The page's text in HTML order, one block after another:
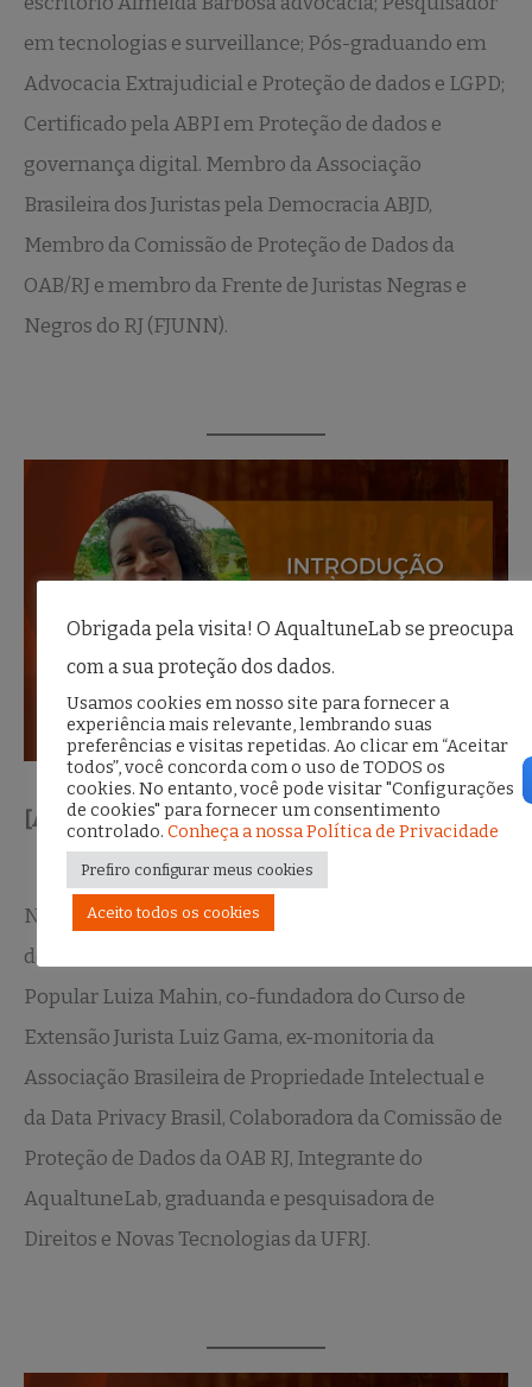
em tecnologias e surveillance; Pós-graduando em
Advocacia Extrajudicial e Proteção de dados e LGPD;
Certificado pela ABPI em Proteção de dados e
governança digital. Membro da Associação
Brasileira dos Juristas pela Democracia ABJD,
Membro da Comissão de Proteção de Dados da
OAB/RJ e membro da Frente de Juristas Negras e
Negros do RJ (FJUNN).
[Aula 02] – Evolução e Introdução à LGPD
Natane da Silva Santos Mulher preta, co-fundadora
do Núcleo de Assessoria Jurídica Universitária
Popular Luiza Mahin, co-fundadora do Curso de
Extensão Jurista Luiz Gama, ex-monitoria da
Associação Brasileira de Propriedade Intelectual e
da Data Privacy Brasil, Colaboradora da Comissão de
Proteção de Dados da OAB RJ, Integrante do
AqualtuneLab, graduanda e pesquisadora de
Direitos e Novas Tecnologias da UFRJ.
Obrigada pela visita! O AqualtuneLab se preocupa
com a sua proteção dos dados.
Usamos cookies em nosso site para fornecer a
experiência mais relevante, lembrando suas
preferências e visitas repetidas. Ao clicar em “Aceitar
todos”, você concorda com o uso de TODOS os
cookies. No entanto, você pode visitar "Configurações
de cookies" para fornecer um consentimento
controlado. Conheça a nossa Política de Privacidade
Prefiro configurar meus cookies
Aceito todos os cookies